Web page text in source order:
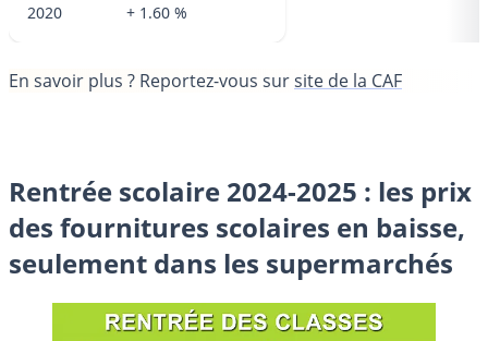
2020 + 1.60 %
En savoir plus ? Reportez-vous sursite de la CAF
Rentrée scolaire 2024-2025 : les prix
des fournitures scolaires en baisse,
seulement dans les supermarchés